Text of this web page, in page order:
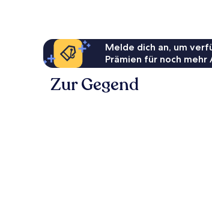
Melde dich an, um
Prämien für noch mehr
Zur Gegend